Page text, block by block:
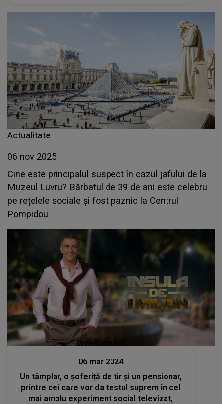
Actualitate
06 nov 2025
Cine este principalul suspect în cazul jafului de la
Muzeul Luvru? Bărbatul de 39 de ani este celebru
pe rețelele sociale și fost paznic la Centrul
Pompidou
Divertisment
06 mar 2024
Un tâmplar, o șoferiță de tir și un pensionar,
printre cei care vor da testul suprem în cel
mai amplu experiment social televizat,